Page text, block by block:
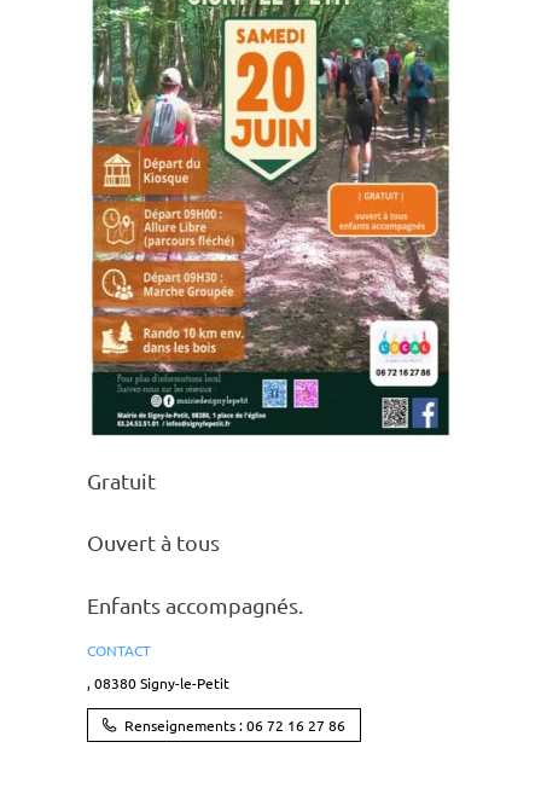
Gratuit
Ouvert à tous
Enfants accom­pa­gnés.
CONTACT
, 08380 Signy-le-Petit
Renseignements : 06 72 16 27 86